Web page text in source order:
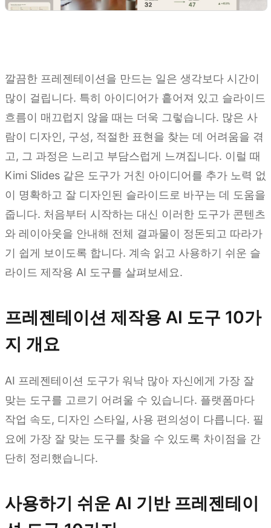
깔끔한 프레젠테이션을 만드는 일은 생각보다 시간이
많이 걸립니다. 특히 아이디어가 흩어져 있고 슬라이드
흐름이 매끄럽지 않을 때는 더욱 그렇습니다. 많은 사
람이 디자인, 구성, 적절한 표현을 찾는 데 어려움을 겪
고, 그 과정은 느리고 부담스럽게 느껴집니다. 이럴 때
Kimi Slides 같은 도구가 거친 아이디어를 추가 노력 없
이 명확하고 잘 디자인된 슬라이드로 바꾸는 데 도움을
줍니다. 처음부터 시작하는 대신 이러한 도구가 콘텐츠
와 레이아웃을 안내해 전체 결과물이 정돈되고 따라가
기 쉽게 보이도록 합니다. 계속 읽고 사용하기 쉬운 슬
라이드 제작용 AI 도구를 살펴보세요.
프레젠테이션 제작용 AI 도구 10가
지 개요
AI 프레젠테이션 도구가 워낙 많아 자신에게 가장 잘
맞는 도구를 고르기 어려울 수 있습니다. 플랫폼마다
작업 속도, 디자인 스타일, 사용 편의성이 다릅니다. 필
요에 가장 잘 맞는 도구를 찾을 수 있도록 차이점을 간
단히 정리했습니다.
사용하기 쉬운 AI 기반 프레젠테이